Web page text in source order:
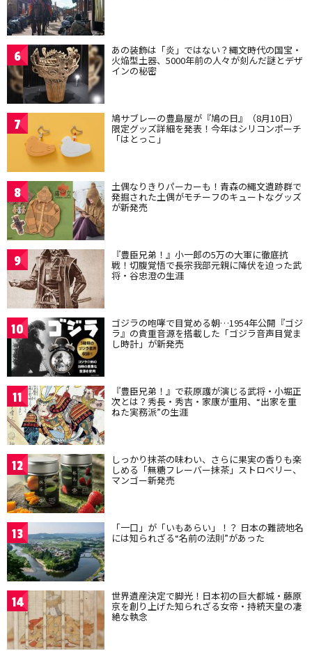
6 あの装飾は「炎」ではない？縄文時代の国宝・
火焔型土器、5000年前の人々が刻んだ謎とデザ
インの秘密
7 鳩サブレーの豊島屋が『鳩の日』（8月10日）
限定グッズ詳細を発表！今年はシリコンポーチ
「はとっこ」
8 土偶なりきりパーカーも！青森の縄文遺跡群で
発掘された土偶がモチーフのキュートなグッズ
が新発売
9 『豊臣兄弟！』小一郎の5万の大軍に徹底抗
戦！切腹覚悟で長宗我部元親に降伏を迫った武
将・谷忠澄の生涯
10 ゴジラの咆哮で目覚める朝…1954年公開『ゴジ
ラ』の貴重音源を搭載した「ゴジラ音声目覚ま
し時計」が新発売
11 『豊臣兄弟！』で萩原護が演じる武将・小堀正
次とは？秀長・秀吉・家康が重用、“出家を重
ねた実務派”の生涯
12 しっかり抹茶の味わい、さらに果実の香りも楽
しめる「無糖フレーバー抹茶」ストロベリー、
マンゴー新発売
13 「一口」が「いもあらい」！？ 日本の難読地名
には知られざる“名前の法則”があった
14 世界遺産決定で脚光！日本初の巨大都城・藤原
京を創り上げた知られざる女帝・持統天皇の凄
絶な執念